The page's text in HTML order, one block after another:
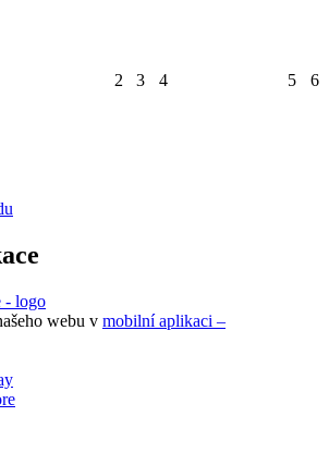
2 3 4 5 6
webu v mobilní aplikaci –